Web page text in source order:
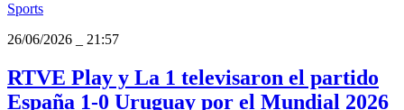
Sports
26/06/2026
21:57
RTVE Play y La 1 televisaron el partido
España 1-0 Uruguay por el Mundial 2026